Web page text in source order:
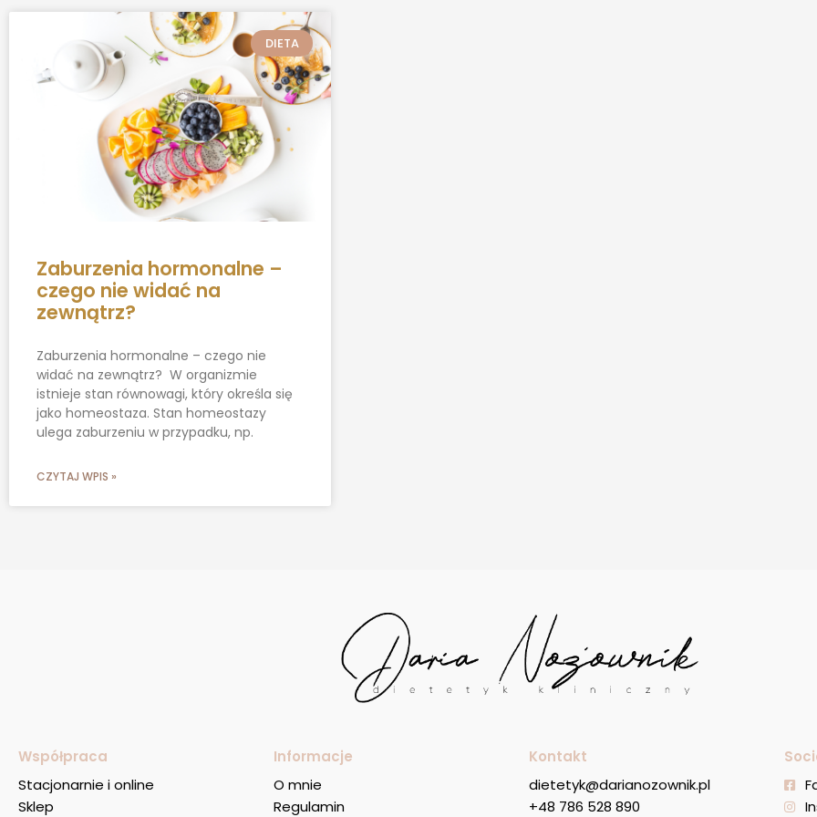
DIETA
Zaburzenia hormonalne –
czego nie widać na
zewnątrz?
Zaburzenia hormonalne – czego nie
widać na zewnątrz? W organizmie
istnieje stan równowagi, który określa się
jako homeostaza. Stan homeostazy
ulega zaburzeniu w przypadku, np.
CZYTAJ WPIS »
Współpraca
Stacjonarnie i online
Sklep
Informacje
O mnie
Regulamin
Kontakt
dietetyk@darianozownik.pl
+48 786 528 890